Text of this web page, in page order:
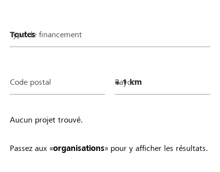
Type de financement
Code postal Rayon
Aucun projet trouvé.
Passez aux «organisations» pour y afficher les résultats.